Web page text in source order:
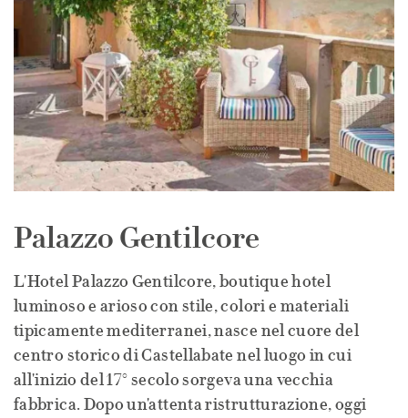
Palazzo Gentilcore
L'Hotel Palazzo Gentilcore, boutique hotel
luminoso e arioso con stile, colori e materiali
tipicamente mediterranei, nasce nel cuore del
centro storico di Castellabate nel luogo in cui
all'inizio del 17° secolo sorgeva una vecchia
fabbrica. Dopo un'attenta ristrutturazione, oggi